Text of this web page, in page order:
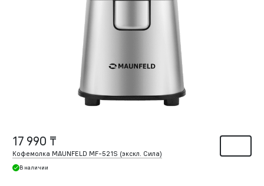
17 990 ₸
Кофемолка MAUNFELD MF-521S (экскл. Сила)
В наличии